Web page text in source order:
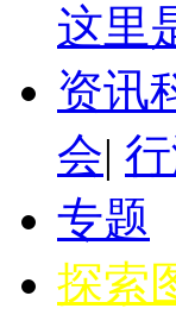
这里
资讯
会|
专题
探索